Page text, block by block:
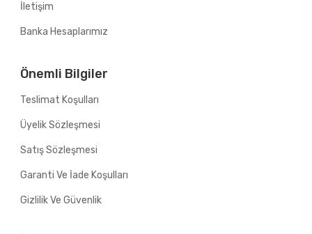
İletişim
Banka Hesaplarımız
Önemli Bilgiler
Teslimat Koşulları
Üyelik Sözleşmesi
Satış Sözleşmesi
Garanti Ve İade Koşulları
Gizlilik Ve Güvenlik